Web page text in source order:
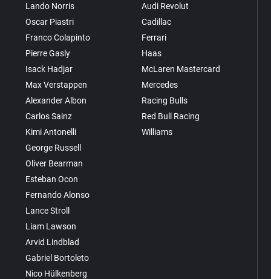
Lando Norris
Oscar Piastri
Franco Colapinto
Pierre Gasly
Isack Hadjar
Max Verstappen
Alexander Albon
Carlos Sainz
Kimi Antonelli
George Russell
Oliver Bearman
Esteban Ocon
Fernando Alonso
Lance Stroll
Liam Lawson
Arvid Lindblad
Gabriel Bortoleto
Nico Hülkenberg
Audi Revolut
Cadillac
Ferrari
Haas
McLaren Mastercard
Mercedes
Racing Bulls
Red Bull Racing
Williams